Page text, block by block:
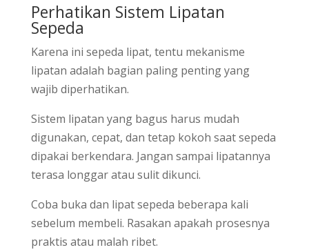
Perhatikan Sistem Lipatan
Sepeda
Karena ini sepeda lipat, tentu mekanisme
lipatan adalah bagian paling penting yang
wajib diperhatikan.
Sistem lipatan yang bagus harus mudah
digunakan, cepat, dan tetap kokoh saat sepeda
dipakai berkendara. Jangan sampai lipatannya
terasa longgar atau sulit dikunci.
Coba buka dan lipat sepeda beberapa kali
sebelum membeli. Rasakan apakah prosesnya
praktis atau malah ribet.